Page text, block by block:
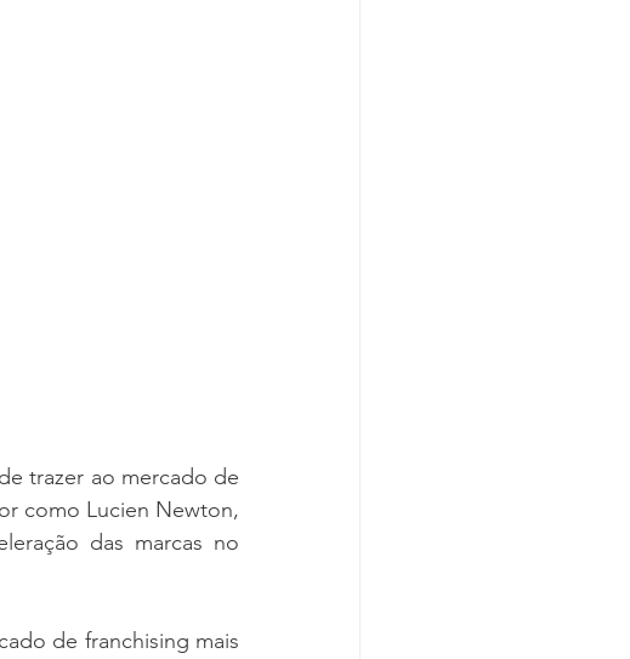
trazer ao mercado de
como Lucien Newton,
das marcas no
de franchising mais